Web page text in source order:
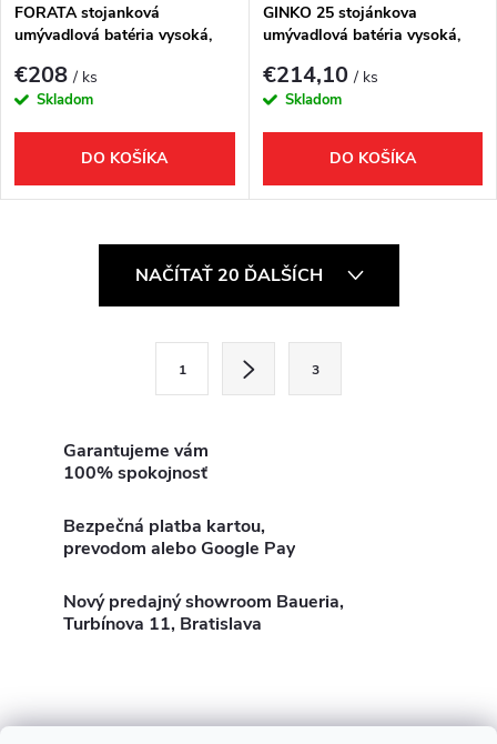
FORATA stojanková
umývadlová batéria vysoká,
€208/ ks
Skladom
DO KOŠÍKA
GINKO 25 stojánkova
umývadlová batéria vysoká,
€214,10/ ks
Skladom
DO KOŠÍKA
r
NAČÍTAŤ 20 ĎALŠÍCH
1 3
Garantujeme vám
100% spokojnosť
Bezpečná platba kartou,
prevodom alebo Google Pay
Nový predajný showroom Baueria,
Turbínova 11, Bratislava